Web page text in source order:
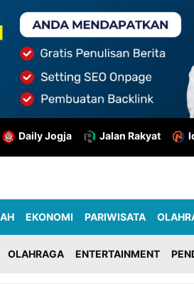
Daily Jogja Jalan Rakyat
EKONOMI PARIWISATA
OLAHRAGA ENTERTAINMENT